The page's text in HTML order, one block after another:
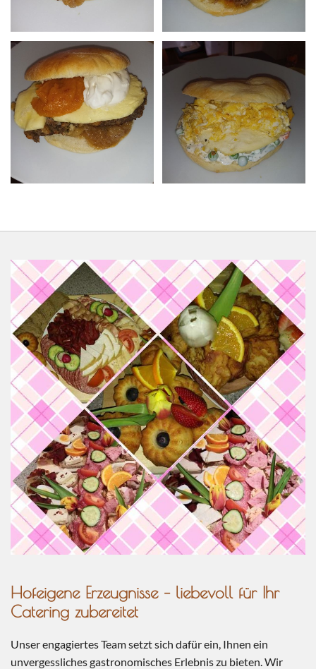
Hofeigene Erzeugnisse – liebevoll für Ihr
Catering zubereitet
Unser engagiertes Team setzt sich dafür ein, Ihnen ein
unvergessliches gastronomisches Erlebnis zu bieten. Wir